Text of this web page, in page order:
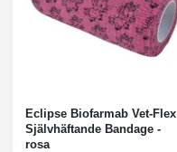
Eclipse Biofarmab Vet-Flex
Självhäftande Bandage -
rosa